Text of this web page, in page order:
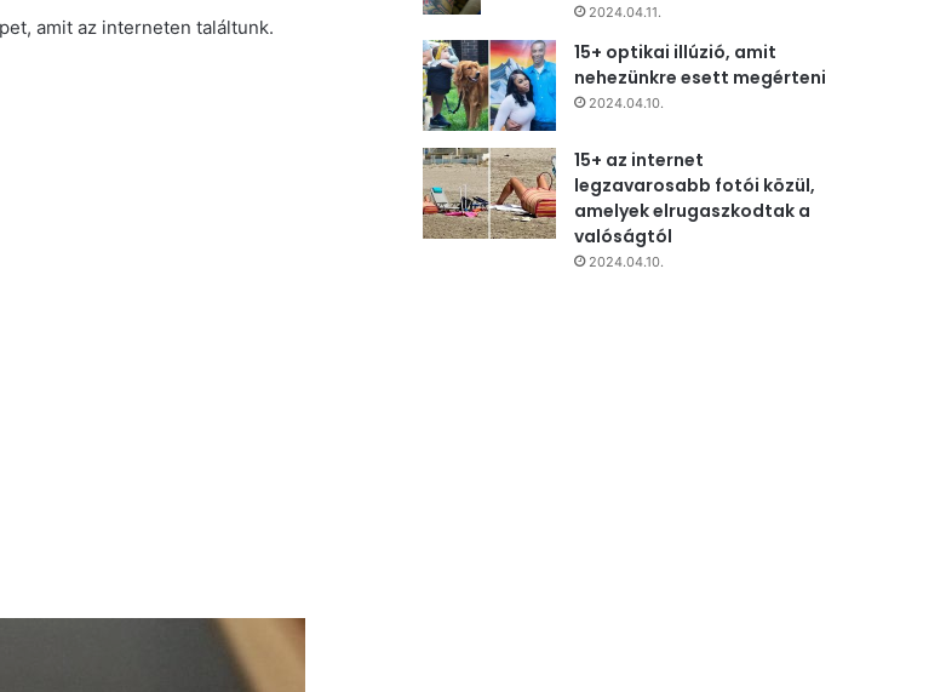
amit az interneten találtunk.
2024.04.11.
15+ optikai illúzió, amit
nehezünkre esett megérteni
2024.04.10.
15+ az internet
legzavarosabb fotói közül,
amelyek elrugaszkodtak a
valóságtól
2024.04.10.